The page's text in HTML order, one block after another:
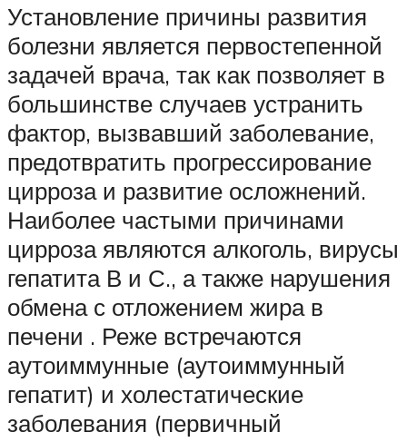
Установление причины развития
болезни является первостепенной
задачей врача, так как позволяет в
большинстве случаев устранить
фактор, вызвавший заболевание,
предотвратить прогрессирование
цирроза и развитие осложнений.
Наиболее частыми причинами
цирроза являются алкоголь, вирусы
гепатита В и С., а также нарушения
обмена с отложением жира в
печени . Реже встречаются
аутоиммунные (аутоиммунный
гепатит) и холестатические
заболевания (первичный